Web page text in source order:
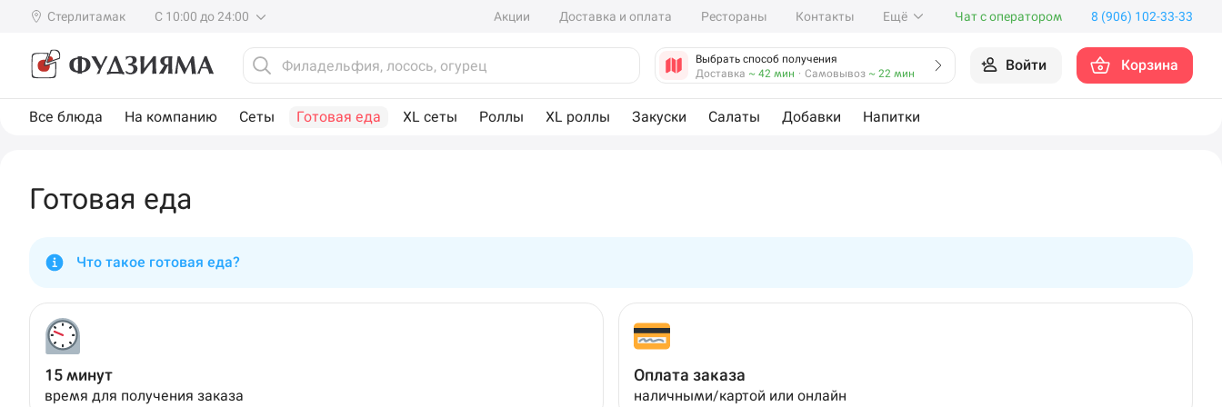
Стерлитамак С 10:00 до 24:00 Акции Доставка и оплата Рестораны Контакты Ещё Чат с оператором 8 (906) 102-33-33
Выбрать способ получения
Доставка ~ 42 мин · Самовывоз ~ 22 мин Войти Корзина
Все блюда На компанию Сеты Готовая еда XL сеты Роллы XL роллы Закуски Салаты Добавки Напитки
Готовая еда
Что такое готовая еда?
15 минут
время для получения заказа
Оплата заказа
наличными/картой или онлайн